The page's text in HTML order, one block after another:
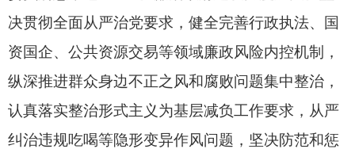
决贯彻全面从严治党要求， 健全完善行政执法、
国
资国企、 公共资源交易等领域廉政风险内控机制，
纵深推进群众身边不正之风和腐败问题集中整治，
认真落实整治形式主义为基层减负工作要求， 从严
纠治违规吃喝等隐形变异作风问题， 坚决防范和惩